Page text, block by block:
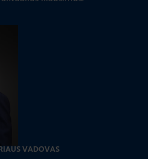
VADOVAS